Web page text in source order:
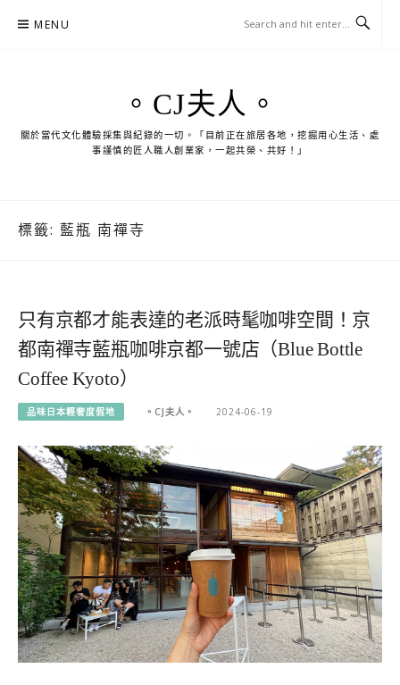
MENU
。CJ夫人。
關於當代文化體驗採集與紀錄的一切。「目前正在旅居各地，挖掘用心生活、處
事謹慎的匠人職人創業家，一起共榮、共好！」
標籤: 藍瓶 南禪寺
只有京都才能表達的老派時髦咖啡空間！京
都南禪寺藍瓶咖啡京都一號店（Blue Bottle
Coffee Kyoto）
品味日本輕奢度假地 。CJ夫人。 2024-06-19